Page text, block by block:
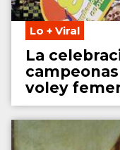
Lo + Viral
La
voley